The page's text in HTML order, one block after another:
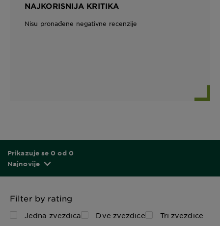
NAJKORISNIJA KRITIKA
Nisu pronađene negativne recenzije
Prikazuje se 0 od 0
Najnovije
Filter by rating
Jedna zvezdica Dve zvezdice
Tri zvezdice